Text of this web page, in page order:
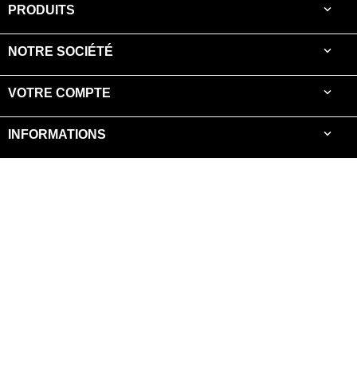
PRODUITS 
NOTRE SOCIÉTÉ 
VOTRE COMPTE 
INFORMATIONS 